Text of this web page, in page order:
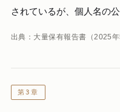
されているが、個人名の
出典：大量保有報告書（2025
第3章